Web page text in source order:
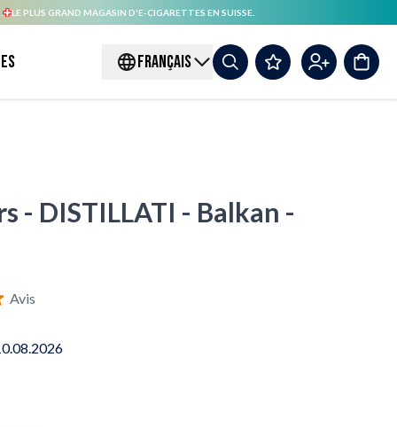
LE PLUS GRAND MAGASIN D'E-CIGARETTES EN SUISSE.
FRANÇAIS
- DISTILLATI - Balkan -
Avis